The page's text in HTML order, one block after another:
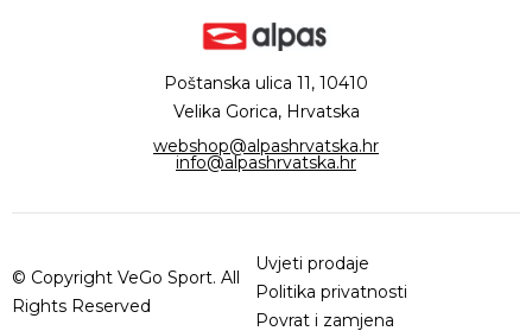
Poštanska ulica 11, 10410
Velika Gorica, Hrvatska
webshop@alpashrvatska.hr
info@alpashrvatska.hr
© Copyright VeGo Sport. All
Rights Reserved
Uvjeti prodaje
Politika privatnosti
Povrat i zamjena